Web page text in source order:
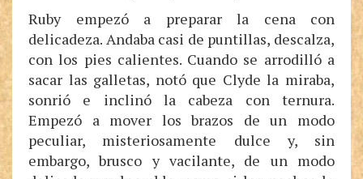
Ruby empezó a preparar la cena con
delicadeza. Andaba casi de puntillas, descalza,
con los pies calientes. Cuando se arrodilló a
sacar las galletas, notó que Clyde la miraba,
sonrió e inclinó la cabeza con ternura.
Empezó a mover los brazos de un modo
peculiar, misteriosamente dulce y, sin
embargo, brusco y vacilante, de un modo